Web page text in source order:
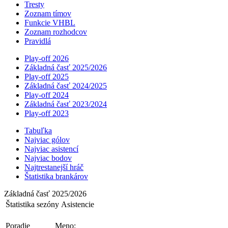
Tresty
Zoznam tímov
Funkcie VHBL
Zoznam rozhodcov
Pravidlá
Play-off 2026
Základná časť 2025/2026
Play-off 2025
Základná časť 2024/2025
Play-off 2024
Základná časť 2023/2024
Play-off 2023
Tabuľka
Najviac gólov
Najviac asistencí­
Najviac bodov
Najtrestanejší hráč
Štatistika brankárov
Základná časť 2025/2026
Štatistika sezóny Asistencie
Poradie Meno: